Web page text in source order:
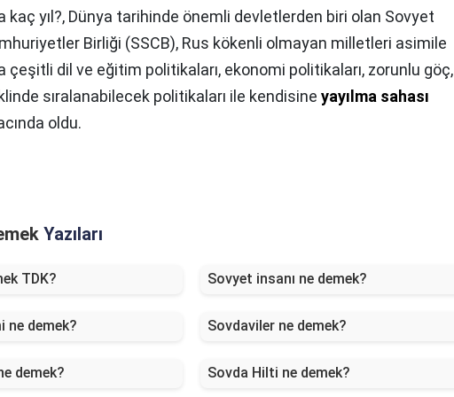
kaç yıl?, Dünya tarihinde önemli devletlerden biri olan Sovyet
Birliği (SSCB), Rus kökenli olmayan milletleri asimile
çeşitli dil ve eğitim politikaları, ekonomi politikaları, zorunlu göç,
sıralanabilecek politikaları ile kendisine yayılma sahası
oldu.
Yazıları
TDK? Sovyet insanı ne demek?
ne demek? Sovdaviler ne demek?
demek? Sovda Hilti ne demek?